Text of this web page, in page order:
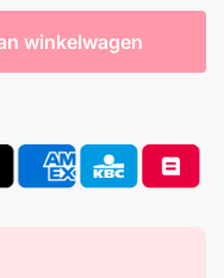
winkelwagen